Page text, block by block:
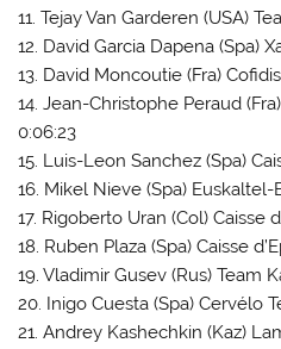
11. Tejay Van Garderen (USA)
12. David Garcia Dapena (Spa)
13. David Moncoutie (Fra)
14. Jean-Christophe Peraud
0:06:23
15. Luis-Leon Sanchez (Spa)
16. Mikel Nieve (Spa) Euskaltel-
17. Rigoberto Uran (Col) Caisse
18. Ruben Plaza (Spa) Caisse
19. Vladimir Gusev (Rus) Team
20. Inigo Cuesta (Spa) Cervélo
21. Andrey Kashechkin (Kaz)